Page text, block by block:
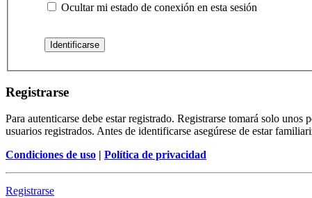
Ocultar mi estado de conexión en esta sesión
Registrarse
Para autenticarse debe estar registrado. Registrarse tomará solo
usuarios registrados. Antes de identificarse asegúrese de estar
Condiciones de uso | Política de privacidad
Registrarse